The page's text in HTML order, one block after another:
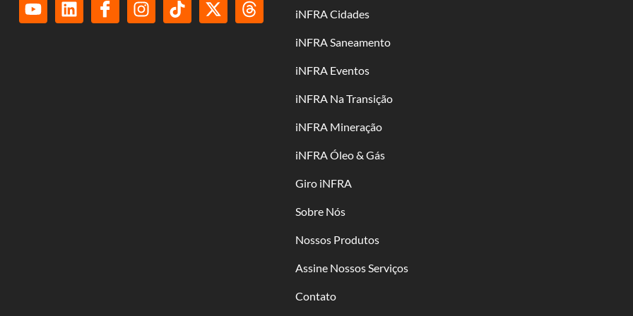
iNFRA Cidades
iNFRA Saneamento
iNFRA Eventos
iNFRA Na Transição
iNFRA Mineração
iNFRA Óleo & Gás
Giro iNFRA
Sobre Nós
Nossos Produtos
Assine Nossos Serviços
Contato